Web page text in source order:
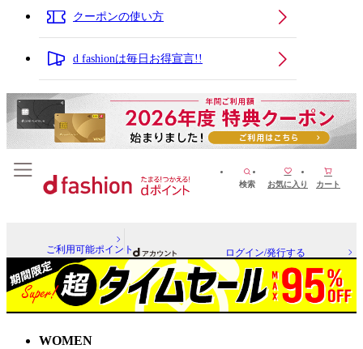
クーポンの使い方
d fashionは毎日お得宣言!!
検索 お気に入り カート
ご利用可能ポイント ログイン/発行する
WOMEN